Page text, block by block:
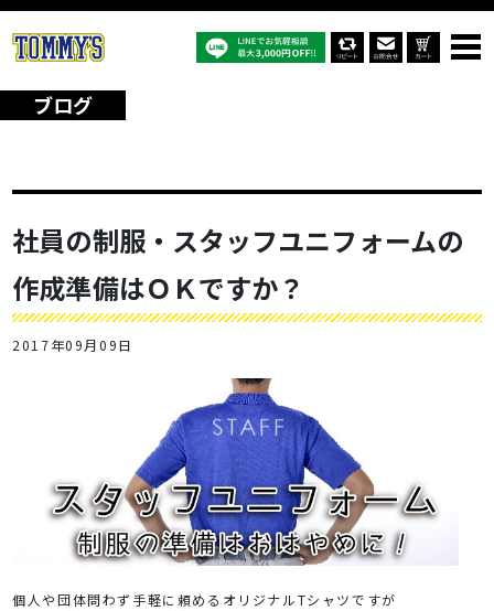
社員の制服・スタッフユニフォームの作成準備はＯＫですか？
ブログ
社員の制服・スタッフユニフォームの
作成準備はＯＫですか？
2017年09月09日
個人や団体問わず手軽に頼めるオリジナルTシャツですが